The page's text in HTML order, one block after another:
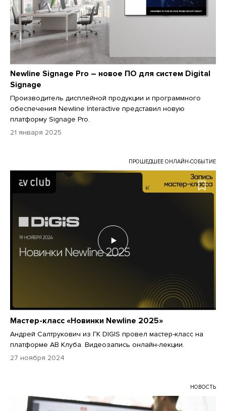
Newline Signage Pro – новое ПО для систем Digital
Signage
Производитель дисплейной продукции и программного
обеспечения Newline Interactive представил новую
платформу Signage Pro.
21 января 2025
ПРОШЕДШЕЕ ОНЛАЙН-СОБЫТИЕ
Мастер-класс «Новинки Newline 2025»
Андрей Салтрукович из ГК DIGIS провел мастер-класс на
платформе АВ Клуба. Видеозапись онлайн-лекции.
27 ноября 2024
НОВОСТЬ